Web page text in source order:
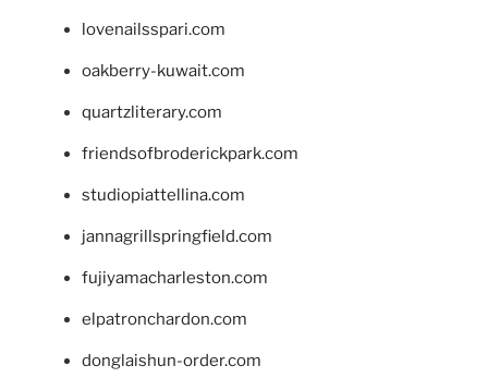
lovenailsspari.com
oakberry-kuwait.com
quartzliterary.com
friendsofbroderickpark.com
studiopiattellina.com
jannagrillspringfield.com
fujiyamacharleston.com
elpatronchardon.com
donglaishun-order.com